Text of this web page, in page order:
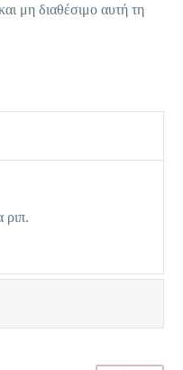
μη διαθέσιμο αυτή τη
ριπ.